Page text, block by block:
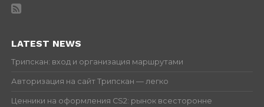
LATEST NEWS
Трипскан: вход и организация маршрутами
Авторизация на сайт Трипскан — легко
Ценники на оформления CS2: рынок всесторонне